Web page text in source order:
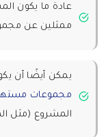
عادة ما يكون
ممثلين عن
يمكن أيضًا أن
مجموعات
المشروع (مثل